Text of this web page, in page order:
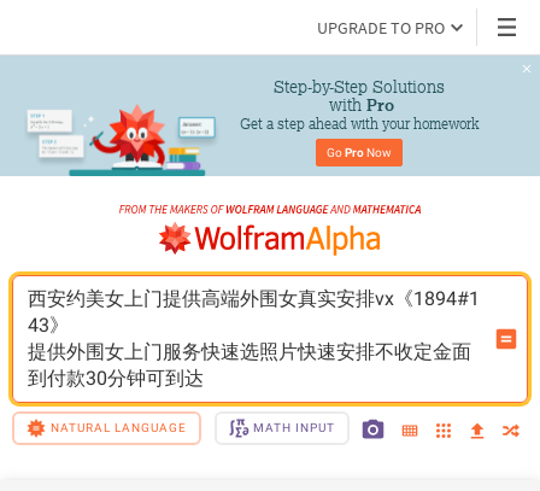
UPGRADE TO PRO
Step-by-Step Solutions
with Pro
Get a step ahead with your homework
Go Pro Now
西安约美女上门提供高端外围女真实安排vx《1894#1
43》
提供外围女上门服务快速选照片快速安排不收定金面
到付款30分钟可到达
NATURAL LANGUAGE MATH INPUT